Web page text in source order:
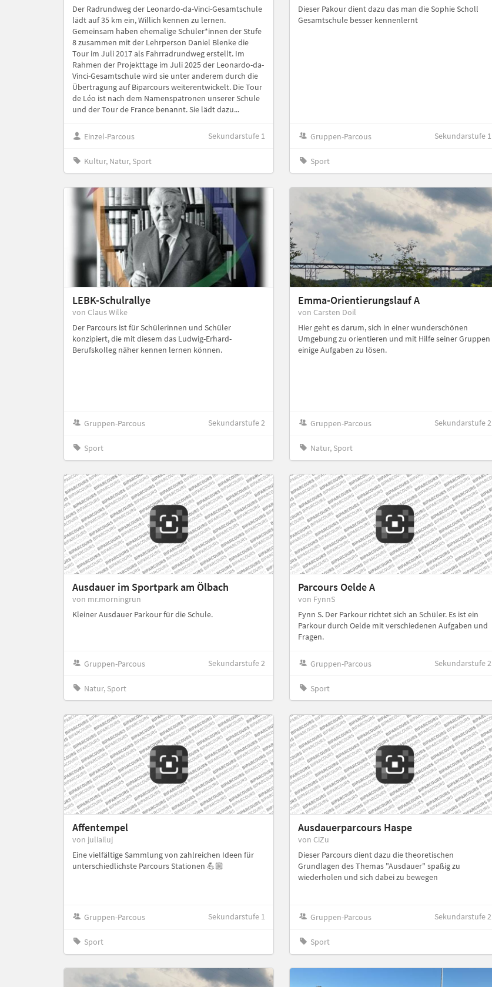
Der Radrundweg der Leonardo-da-Vinci-Gesamtschule
lädt auf 35 km ein, Willich kennen zu lernen.
Gemeinsam haben ehemalige Schüler*innen der Stufe
8 zusammen mit der Lehrperson Daniel Blenke die
Tour im Juli 2017 als Fahrradrundweg erstellt. Im
Rahmen der Projekttage im Juli 2025 der Leonardo-da-
Vinci-Gesamtschule wird sie unter anderem durch die
Übertragung auf Biparcours weiterentwickelt. Die Tour
de Léo ist nach dem Namenspatronen unserer Schule
und der Tour de France benannt. Sie lädt dazu...
Einzel-Parcous Sekundarstufe 1
Kultur, Natur, Sport
Dieser Pakour dient dazu das man die Sophie Scholl
Gesamtschule besser kennenlernt
Gruppen-Parcous Sekundarstufe 1
Sport
LEBK-Schulrallye
von Claus Wilke
Der Parcours ist für Schülerinnen und Schüler
konzipiert, die mit diesem das Ludwig-Erhard-
Berufskolleg näher kennen lernen können.
Gruppen-Parcous Sekundarstufe 2
Sport
Emma-Orientierungslauf A
von Carsten Doil
Hier geht es darum, sich in einer wunderschönen
Umgebung zu orientieren und mit Hilfe seiner Gruppen
einige Aufgaben zu lösen.
Gruppen-Parcous Sekundarstufe 2
Natur, Sport
Ausdauer im Sportpark am Ölbach
von mr.morningrun
Kleiner Ausdauer Parkour für die Schule.
Gruppen-Parcous Sekundarstufe 2
Natur, Sport
Parcours Oelde A
von FynnS
Fynn S. Der Parkour richtet sich an Schüler. Es ist ein
Parkour durch Oelde mit verschiedenen Aufgaben und
Fragen.
Gruppen-Parcous Sekundarstufe 2
Sport
Affentempel
von juliailuj
Eine vielfältige Sammlung von zahlreichen Ideen für
unterschiedlichste Parcours Stationen 💪🏼
Gruppen-Parcous Sekundarstufe 1
Sport
Ausdauerparcours Haspe
von CiZu
Dieser Parcours dient dazu die theoretischen
Grundlagen des Themas "Ausdauer" spaßig zu
wiederholen und sich dabei zu bewegen
Gruppen-Parcous Sekundarstufe 2
Sport